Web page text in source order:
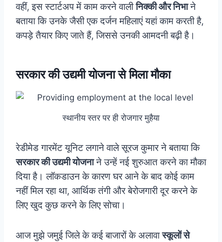
वहीं, इस स्टार्टअप में काम करने वालीनिक्की और निभाने
बताया कि उनके जैसी एक दर्जन महिलाएं यहां काम करती है,
कपड़े तैयार किए जाते हैं, जिससे उनकी आमदनी बढ़ी है।
सरकार की उद्यमी योजना से मिला मौका
स्थानीय स्तर पर ही रोजगार मुहैया
रेडीमेड गारमेंट यूनिट लगाने वाले सूरज कुमार ने बताया कि
सरकार की उद्यमी योजनाने उन्हें नई शुरुआत करने का मौका
दिया है। लॉकडाउन के कारण घर आने के बाद कोई काम
नहीं मिल रहा था, आर्थिक तंगी और बेरोजगारी दूर करने के
लिए खुद कुछ करने के लिए सोचा।
आज मुझे जमुई जिले के कई बाजारों के अलावास्कूलों से